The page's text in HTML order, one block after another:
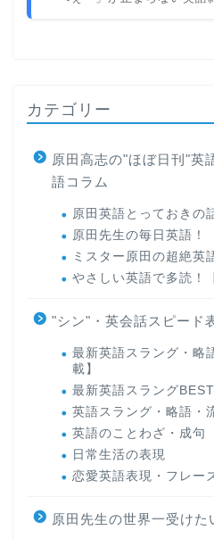
カテゴリー
原田高志の"ほぼ日刊"英
語コラム
原田英語とっておきの
原田先生の毎日英語！
ミスター原田の超絶英
やさしい英語で多読！
"シン"・英会話スピード
最新英語スラング・略
載】
最新英語スラング
英語スラング・略語・
英語のことわざ・成句
日常生活の表現
恋愛英語表現・フレー
原田先生の世界一受けた